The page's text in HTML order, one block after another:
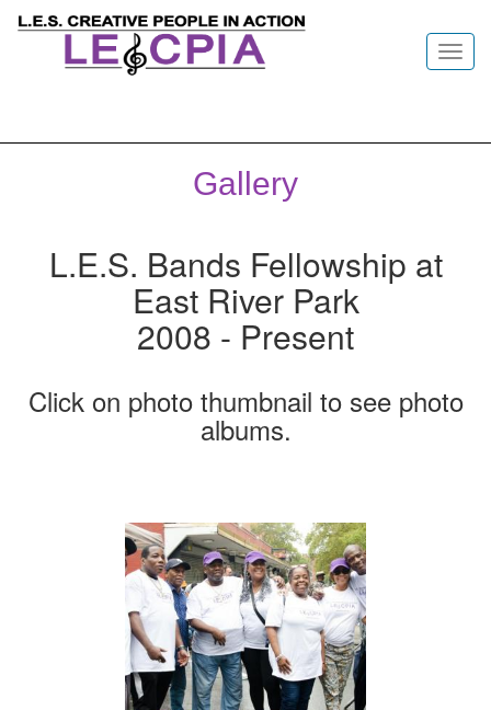
Gallery
L.E.S. Bands Fellowship at
East River Park
2008 - Present
Click on photo thumbnail to see photo
albums.